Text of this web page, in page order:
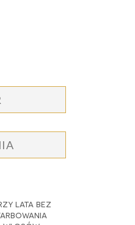
lata bez